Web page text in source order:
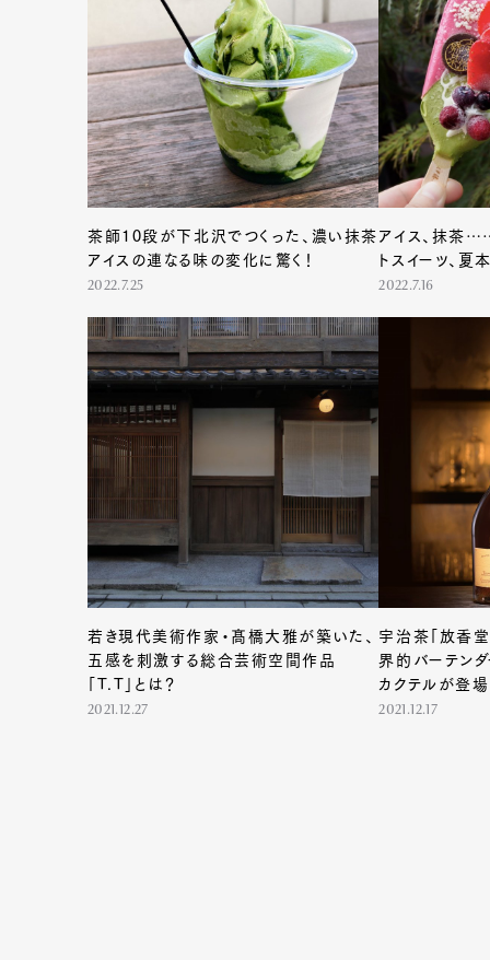
Pen
Pen
茶師10段が下北沢でつくった、濃い抹茶
アイスの連なる味の変化に驚く！
2022.7.25
アイス、抹茶
トスイーツ、夏
2022.7.16
若き現代美術作家・髙橋大雅が築いた、
五感を刺激する総合芸術空間作品
「T.T」とは？
2021.12.27
宇治茶「放香
界的バーテン
カクテルが登場
2021.12.17